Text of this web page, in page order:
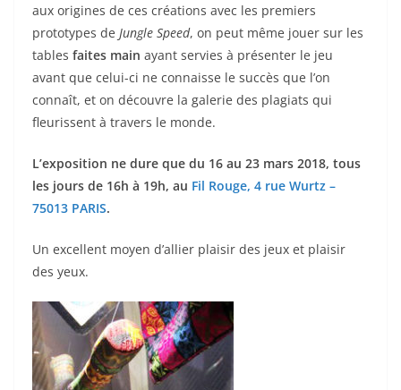
aux origines de ces créations avec les premiers
prototypes de Jungle Speed, on peut même jouer sur les
tables faites main ayant servies à présenter le jeu
avant que celui-ci ne connaisse le succès que l’on
connaît, et on découvre la galerie des plagiats qui
fleurissent à travers le monde.
L’exposition ne dure que du 16 au 23 mars 2018, tous
les jours de 16h à 19h, au Fil Rouge, 4 rue Wurtz –
75013 PARIS.
Un excellent moyen d’allier plaisir des jeux et plaisir
des yeux.